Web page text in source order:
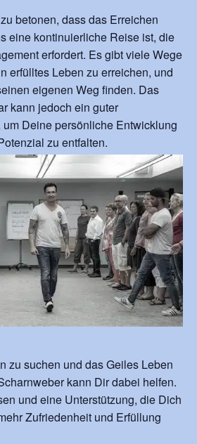
betonen, dass das Erreichen
eine kontinuierliche Reise ist, die
erfordert. Es gibt viele Wege
erfülltes Leben zu erreichen, und
eigenen Weg finden. Das
kann jedoch ein guter
Deine persönliche Entwicklung
zu entfalten.
zu suchen und das Geiles Leben
kann Dir dabei helfen.
und eine Unterstützung, die Dich
Zufriedenheit und Erfüllung